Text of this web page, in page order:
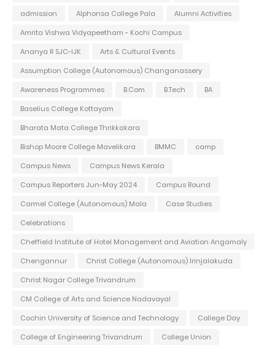
admission
Alphonsa College Pala
Alumni Activities
Amrita Vishwa Vidyapeetham - Kochi Campus
Ananya R SJC-IJK
Arts & Cultural Events
Assumption College (Autonomous) Changanassery
Awareness Programmes
B.Com B.Tech
BA
Baselius College Kottayam
Bharata Mata College Thrikkakara
Bishop Moore College Mavelikara
BMMC
camp
Campus News
Campus News Kerala
Campus Reporters Jun-May 2024
Campus Round
Carmel College (Autonomous) Mala
Case Studies
Celebrations
Cheffield Institute of Hotel Management and Aviation Angamaly
Chengannur
Christ College (Autonomous) Irinjalakuda
Christ Nagar College Trivandrum
CM College of Arts and Science Nadavayal
Cochin University of Science and Technology
College Day
College of Engineering Trivandrum
College Union